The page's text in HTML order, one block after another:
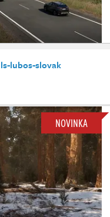
ls-lubos-slovak
NOVINKA